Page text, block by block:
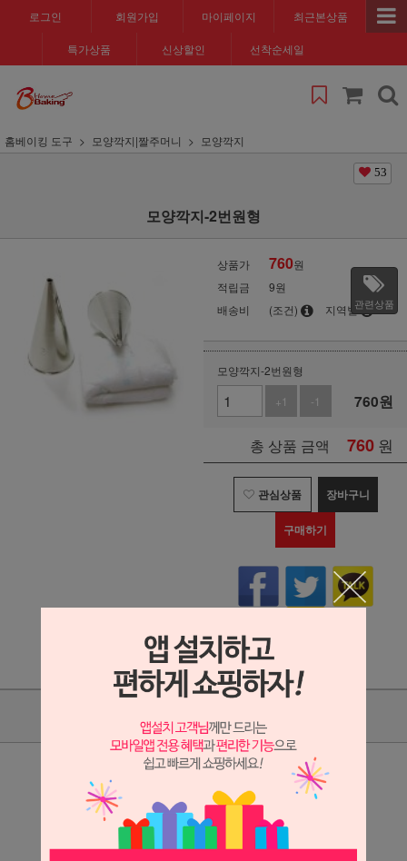
로그인 회원가입 마이페이지 최근본상품
특가상품 신상할인 선착순세일
홈베이킹 도구 모양깍지|짤주머니 모양깍지
53
모양깍지-2번원형
상품가 760원
적립금
9원
배송비
(조건) 지역별관련상품
모양깍지-2번원형
+1
-1 760원
총 상품 금액 760 원
관심상품 장바구니
구매하기
상세정보 새창 열기
상세 정보를 확대해 보실 수 있습니다.